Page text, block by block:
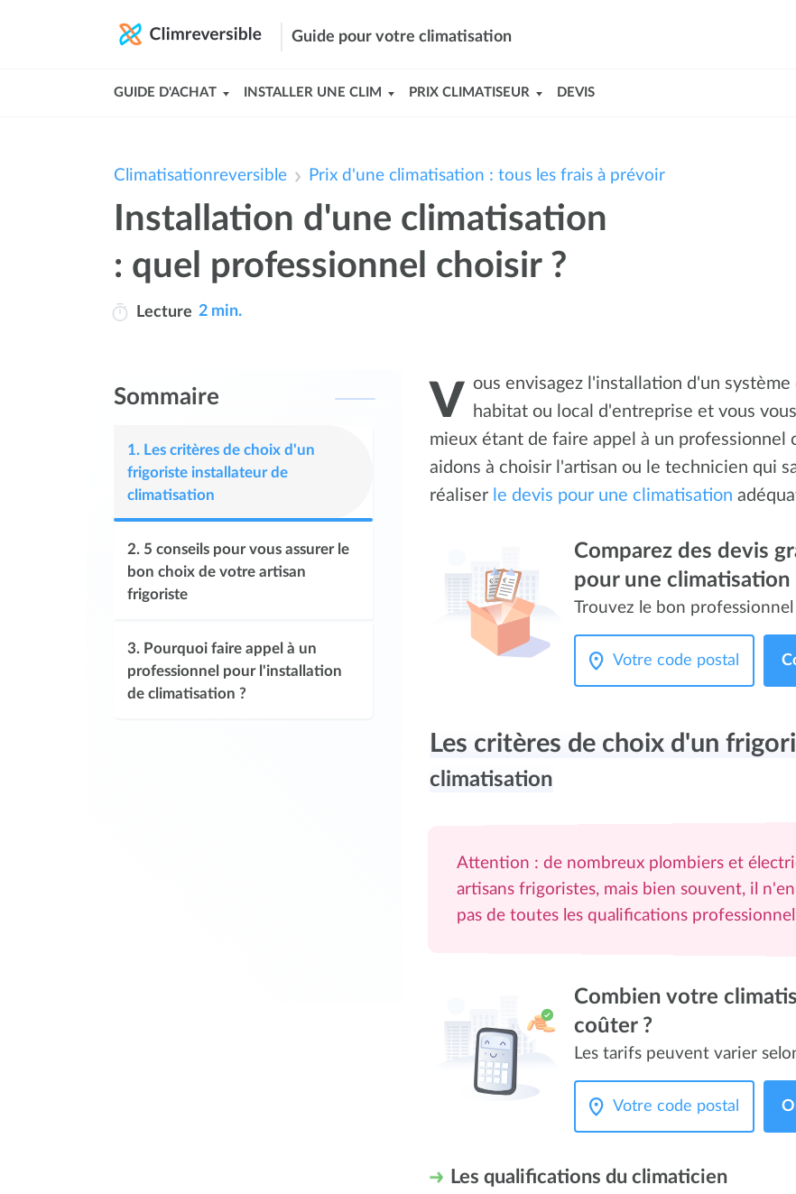
Guide pour votre climatisation
GUIDE D'ACHAT INSTALLER UNE CLIM PRIX CLIMATISEUR DEVIS
Climatisationreversible Prix d'une climatisation : tous les frais à prévoir
Installation d'une climatisation
: quel professionnel choisir ?
Lecture 2 min.
Sommaire
1. Les critères de choix d'un
frigoriste installateur de
climatisation
2. 5 conseils pour vous assurer le
bon choix de votre artisan
frigoriste
3. Pourquoi faire appel à un
professionnel pour l'installation
de climatisation ?
V ous envisagez l'installation d'un
habitat ou local d'entreprise et vous
mieux étant de faire appel à un professionnel
aidons à choisir l'artisan ou le technicien qui
réaliser le devis pour une climatisation
Comparez des devis
pour une climatisation
Trouvez le bon
Les critères de choix d'un
climatisation
Attention : de nombreux plombiers et
artisans frigoristes, mais bien souvent, il
pas de toutes les qualifications
Combien votre
coûter ?
Les tarifs peuvent varier
Les qualifications du climaticien